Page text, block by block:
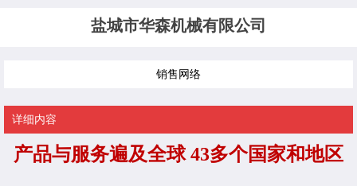
盐城市华森机械有限公司
销售网络
详细内容
产品与服务遍及全球 43多个国家和地区